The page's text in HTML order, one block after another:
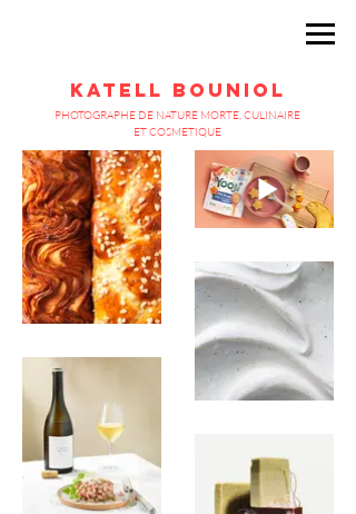
Katell Bouniol
PHOTOGRAPHE DE NATURE MORTE, CULINAIRE
ET COSMETIQUE